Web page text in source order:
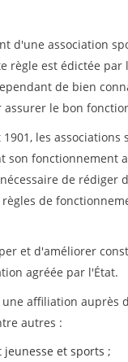
d'une association
règle est édictée
de bien
le bon
les
son fonctionnement
de rédiger
de
et d'améliorer
agréée par l'État.
une affiliation
autres :
et sports ;